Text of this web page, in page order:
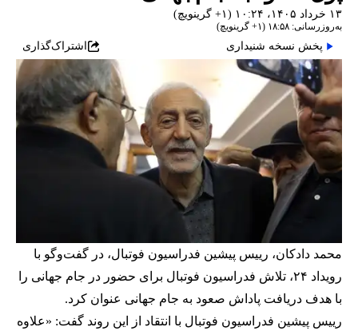
۱۳ خرداد ۱۴۰۵، ۱۰:۲۴ (‎+۱ گرینویچ)
به‌روزرسانی: ۱۸:۵۸ (‎+۱ گرینویچ)
پخش نسخه شنیداری اشتراک‌گذاری
محمد دادکان، رییس پیشین فدراسیون فوتبال، در گفت‌وگو با
رویداد ۲۴، تلاش فدراسیون فوتبال برای حضور در جام جهانی را
با هدف دریافت پاداش صعود به جام جهانی عنوان کرد.
رییس پیشین فدراسیون فوتبال با انتقاد از این روند گفت: «علاوه